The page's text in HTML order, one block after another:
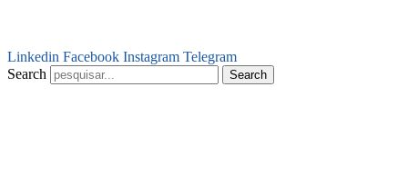
Linkedin Facebook Instagram Telegram
Search
Search